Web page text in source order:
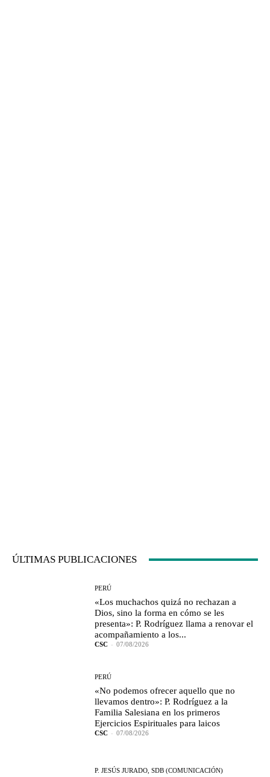
ÚLTIMAS PUBLICACIONES
PERÚ
«Los muchachos quizá no rechazan a
Dios, sino la forma en cómo se les
presenta»: P. Rodríguez llama a renovar el
acompañamiento a los...
CSC - 07/08/2026
PERÚ
«No podemos ofrecer aquello que no
llevamos dentro»: P. Rodríguez a la
Familia Salesiana en los primeros
Ejercicios Espirituales para laicos
CSC - 07/08/2026
P. JESÚS JURADO, SDB (COMUNICACIÓN)